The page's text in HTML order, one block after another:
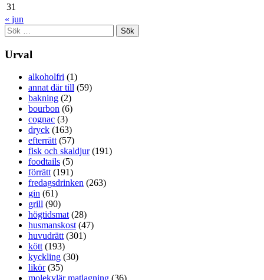
31
« jun
Sök
efter:
Urval
alkoholfri (1)
annat där till (59)
bakning (2)
bourbon (6)
cognac (3)
dryck (163)
efterrätt(57)
fisk och skaldjur(191)
foodtails (5)
förrätt(191)
fredagsdrinken (263)
gin (61)
grill (90)
högtidsmat(28)
husmanskost(47)
huvudrätt(301)
kött(193)
kyckling (30)
likör(35)